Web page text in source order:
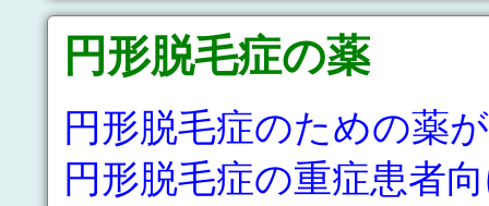
円形脱毛症の薬
円形脱毛症のための薬
円形脱毛症の重症患者